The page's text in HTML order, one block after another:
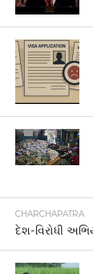
CHARCHAPATRA
દેશ-વિરોધી